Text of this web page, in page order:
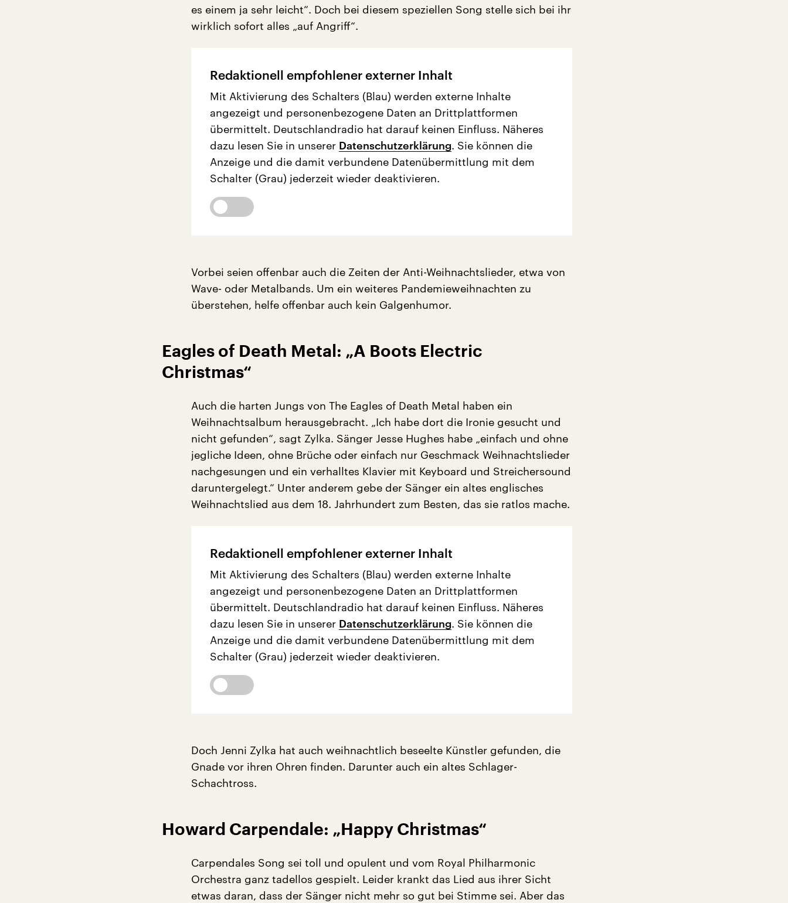
es einem ja sehr leicht“. Doch bei diesem speziellen Song stelle sich bei ihr
wirklich sofort alles „auf Angriff“.
Redaktionell empfohlener externer Inhalt
Mit Aktivierung des Schalters (Blau) werden externe Inhalte
angezeigt und personenbezogene Daten an Drittplattformen
übermittelt. Deutschlandradio hat darauf keinen Einfluss. Näheres
dazu lesen Sie in unserer Datenschutzerklärung. Sie können die
Anzeige und die damit verbundene Datenübermittlung mit dem
Schalter (Grau) jederzeit wieder deaktivieren.
Vorbei seien offenbar auch die Zeiten der Anti-Weihnachtslieder, etwa von
Wave- oder Metalbands. Um ein weiteres Pandemieweihnachten zu
überstehen, helfe offenbar auch kein Galgenhumor.
Eagles of Death Metal: „A Boots Electric
Christmas“
Auch die harten Jungs von The Eagles of Death Metal haben ein
Weihnachtsalbum herausgebracht. „Ich habe dort die Ironie gesucht und
nicht gefunden“, sagt Zylka. Sänger Jesse Hughes habe „einfach und ohne
jegliche Ideen, ohne Brüche oder einfach nur Geschmack Weihnachtslieder
nachgesungen und ein verhalltes Klavier mit Keyboard und Streichersound
daruntergelegt.“ Unter anderem gebe der Sänger ein altes englisches
Weihnachtslied aus dem 18. Jahrhundert zum Besten, das sie ratlos mache.
Redaktionell empfohlener externer Inhalt
Mit Aktivierung des Schalters (Blau) werden externe Inhalte
angezeigt und personenbezogene Daten an Drittplattformen
übermittelt. Deutschlandradio hat darauf keinen Einfluss. Näheres
dazu lesen Sie in unserer Datenschutzerklärung. Sie können die
Anzeige und die damit verbundene Datenübermittlung mit dem
Schalter (Grau) jederzeit wieder deaktivieren.
Doch Jenni Zylka hat auch weihnachtlich beseelte Künstler gefunden, die
Gnade vor ihren Ohren finden. Darunter auch ein altes Schlager-
Schachtross.
Howard Carpendale: „Happy Christmas“
Carpendales Song sei toll und opulent und vom Royal Philharmonic
Orchestra ganz tadellos gespielt. Leider krankt das Lied aus ihrer Sicht
etwas daran, dass der Sänger nicht mehr so gut bei Stimme sei. Aber das